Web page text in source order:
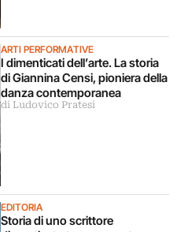
ARTI PERFORMATIVE
I dimenticati dell’arte. La storia
di Giannina Censi, pioniera della
danza contemporanea
di Ludovico Pratesi
EDITORIA
Storia di uno scrittore